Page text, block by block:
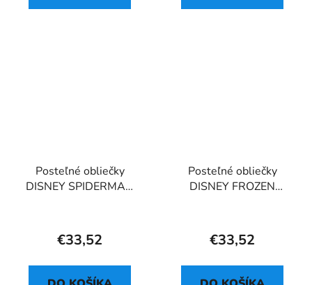
Posteľné obliečky
DISNEY SPIDERMAN
€33,52
Posteľné obliečky
DISNEY FROZEN
€33,52